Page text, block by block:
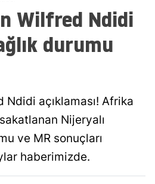
Wilfred Ndidi
durumu
açıklaması! Afrika
Nijeryalı
ve MR sonuçları
haberimizde.